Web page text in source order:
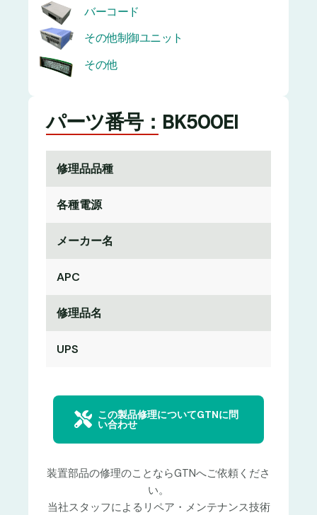
バーコード
その他制御ユニット
その他
パーツ番号：BK500EI
修理品品種
各種電源
メーカー名
APC
修理品名
UPS
この製品修理についてGTNに問
い合わせ
装置部品の修理のことならGTNへご依頼くださ
い。
当社スタッフによるリペア・メンテナンス技術